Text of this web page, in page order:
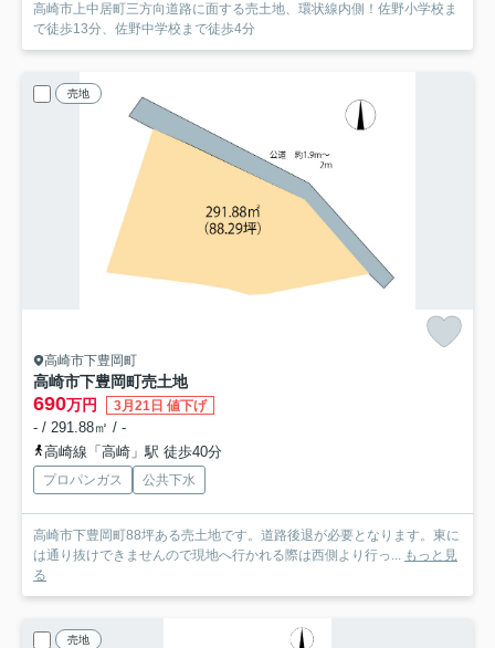
高崎市上中居町三方向道路に面する売土地、環状線内側！佐野小学校ま
で徒歩13分、佐野中学校まで徒歩4分
売地
高崎市下豊岡町
高崎市下豊岡町売土地
690万円 3月21日 値下げ
- / 291.88㎡ / -
高崎線「高崎」駅 徒歩40分
プロパンガス 公共下水
高崎市下豊岡町88坪ある売土地です。道路後退が必要となります。東に
は通り抜けできませんので現地へ行かれる際は西側より行っ... もっと見
る
売地